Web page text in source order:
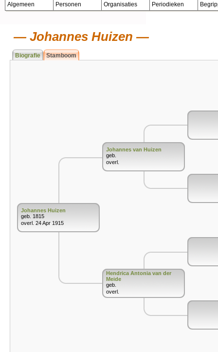
Algemeen Personen Organisaties Periodieken
Johannes Huizen
Biografie Stamboom
Johannes Huizen
geb. 1815
overl. 24 Apr 1915
Johannes van Huizen
geb.
overl.
Hendrica Antonia van der
Meide
geb.
overl.